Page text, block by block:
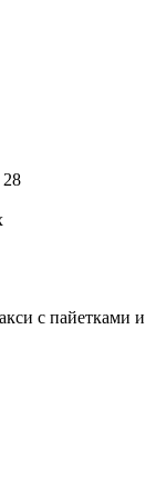
с пайетками и